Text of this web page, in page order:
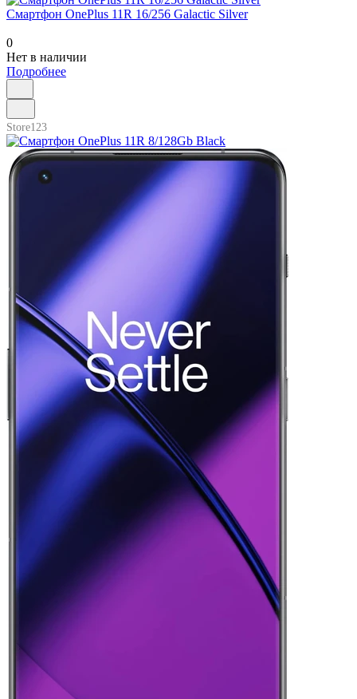
Смартфон OnePlus 11R 16/256 Galactic Silver
0
Нет в наличии
Подробнее
Store123